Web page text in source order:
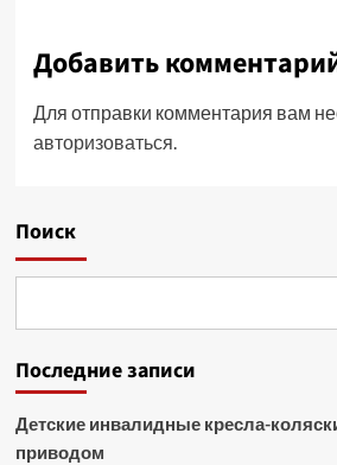
Добавить
Для отправки комментария вам
авторизоваться.
Поиск
Последние записи
Детские инвалидные кресла-
приводом